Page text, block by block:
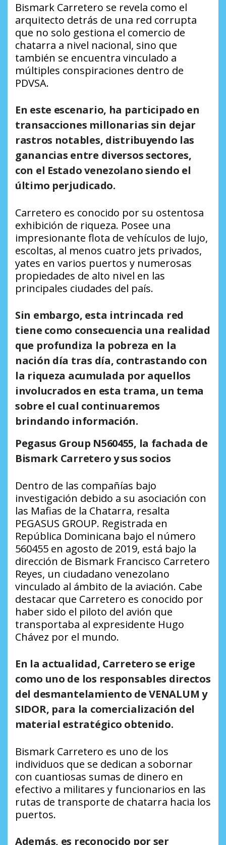
Bismark Carretero se revela como el
arquitecto detrás de una red corrupta
que no solo gestiona el comercio de
chatarra a nivel nacional, sino que
también se encuentra vinculado a
múltiples conspiraciones dentro de
PDVSA.
En este escenario, ha participado en
transacciones millonarias sin dejar
rastros notables, distribuyendo las
ganancias entre diversos sectores,
con el Estado venezolano siendo el
último perjudicado.
Carretero es conocido por su ostentosa
exhibición de riqueza. Posee una
impresionante flota de vehículos de lujo,
escoltas, al menos cuatro jets privados,
yates en varios puertos y numerosas
propiedades de alto nivel en las
principales ciudades del país.
Sin embargo, esta intrincada red
tiene como consecuencia una realidad
que profundiza la pobreza en la
nación día tras día, contrastando con
la riqueza acumulada por aquellos
involucrados en esta trama, un tema
sobre el cual continuaremos
brindando información.
Pegasus Group N560455, la fachada de
Bismark Carretero y sus socios
Dentro de las compañías bajo
investigación debido a su asociación con
las Mafias de la Chatarra, resalta
PEGASUS GROUP. Registrada en
República Dominicana bajo el número
560455 en agosto de 2019, está bajo la
dirección de Bismark Francisco Carretero
Reyes, un ciudadano venezolano
vinculado al ámbito de la aviación. Cabe
destacar que Carretero es conocido por
haber sido el piloto del avión que
transportaba al expresidente Hugo
Chávez por el mundo.
En la actualidad, Carretero se erige
como uno de los responsables directos
del desmantelamiento de VENALUM y
SIDOR, para la comercialización del
material estratégico obtenido.
Bismark Carretero es uno de los
individuos que se dedican a sobornar
con cuantiosas sumas de dinero en
efectivo a militares y funcionarios en las
rutas de transporte de chatarra hacia los
puertos.
Además, es reconocido por ser